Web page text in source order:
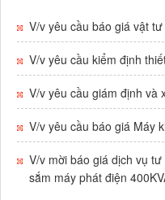
Thời gian đăng: 29/07/
lượt xem: 32 | lượt tải:48
Số :18 / KH-BTCHT
Tên :KẾ HOẠCH TRIỂN
THUẬT TỈNH GIA LAI,
Thời gian đăng: 02/07/
lượt xem: 60 | lượt tải:48
Số :612/TTYT-
V/v yêu cầu báo giá vật
V/v yêu cầu kiểm định
V/v yêu cầu giám định và
V/v yêu cầu báo giá Máy
V/v mời báo giá dịch vụ
sắm máy phát điện